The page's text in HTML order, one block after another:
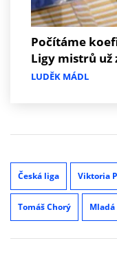
Počítáme
Ligy mistrů už
LUDĚK MÁDL
Česká liga Viktoria
Tomáš Chorý